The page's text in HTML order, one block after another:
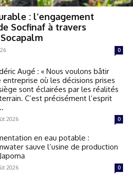
: l’engagement
Socfinaf à travers
0
Augé : « Nous voulons bâtir
entreprise où les décisions prises
sont éclairées par les réalités
C’est précisément l’esprit
2026 0
en eau potable :
sauve l’usine de production
2026 0